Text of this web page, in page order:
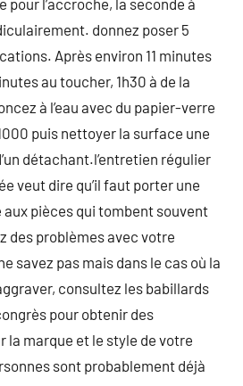
pour l’accroche, la seconde à
donnez poser 5
Après environ 11 minutes
au toucher, 1h30 à de la
à l’eau avec du papier-verre
puis nettoyer la surface une
détachant.l’entretien régulier
veut dire qu’il faut porter une
pièces qui tombent souvent
des problèmes avec votre
savez pas mais dans le cas où la
consultez les babillards
pour obtenir des
la marque et le style de votre
sont probablement déjà